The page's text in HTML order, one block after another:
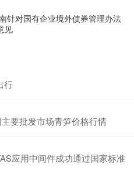
针对国有企业境外债券管理办法
见
行
要批发市场青笋价格行情
应用中间件成功通过国家标准